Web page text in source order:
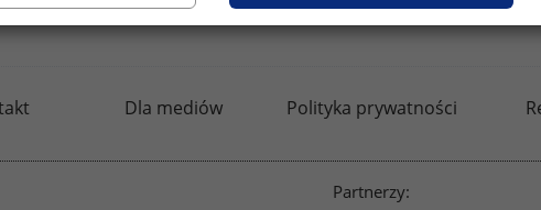
kfw.sedlak.pl rynekpracy.pl
Dla mediów Polityka prywatności
Partnerzy: